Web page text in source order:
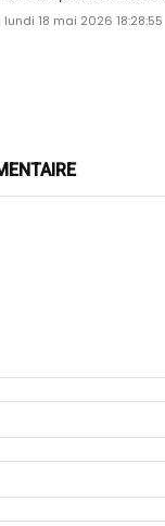
lundi 18 mai 2026 18:28:55